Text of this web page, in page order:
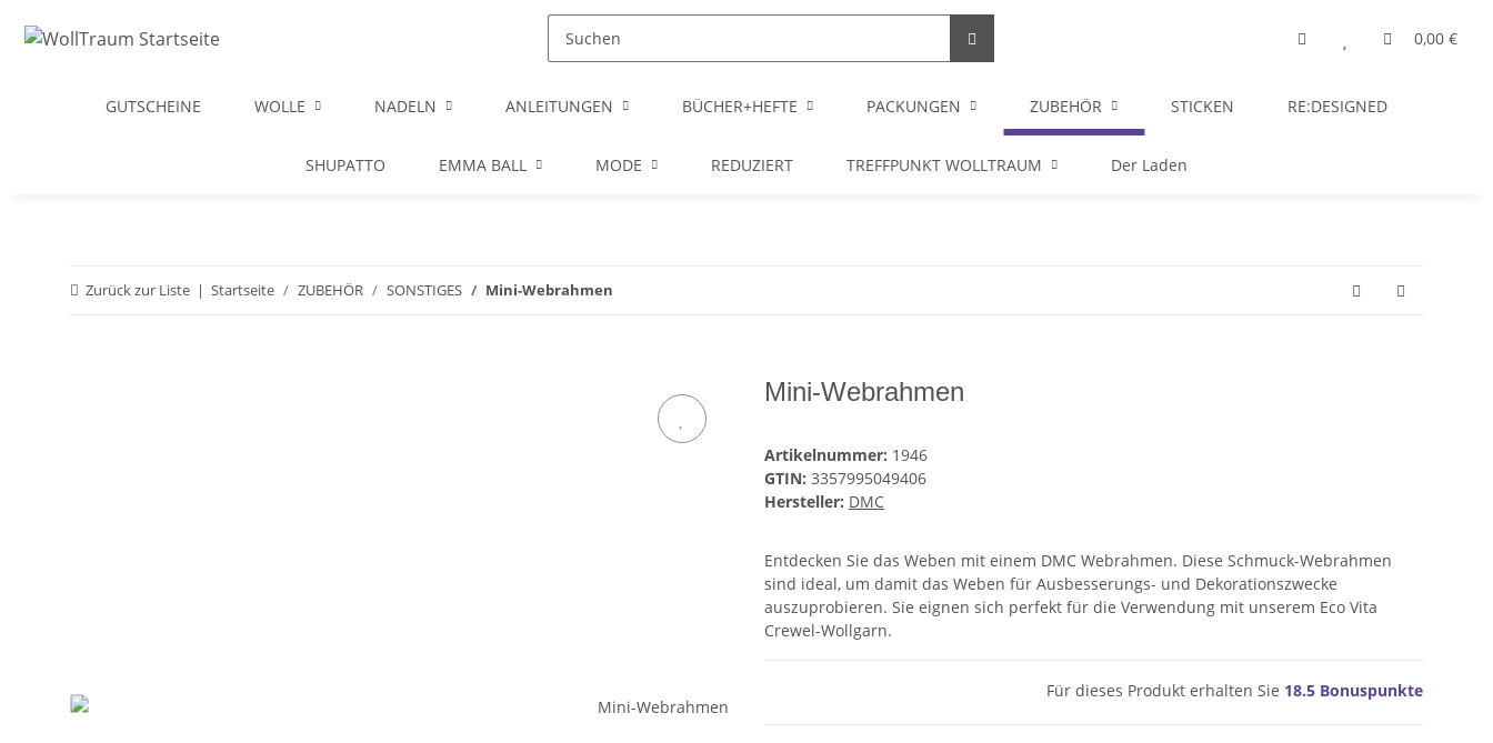
0,00 €
GUTSCHEINE WOLLE NADELN ANLEITUNGEN BÜCHER+HEFTE PACKUNGEN ZUBEHÖR STICKEN RE:DESIGNED
SHUPATTO EMMA BALL MODE REDUZIERT TREFFPUNKT WOLLTRAUM Der Laden
Zurück zur Liste Startseite ZUBEHÖR SONSTIGES Mini-Webrahmen
Mini-Webrahmen
Artikelnummer: 1946
GTIN: 3357995049406
Hersteller: DMC
Entdecken Sie das Weben mit einem DMC Webrahmen. Diese Schmuck-Webrahmen
sind ideal, um damit das Weben für Ausbesserungs- und Dekorationszwecke
auszuprobieren. Sie eignen sich perfekt für die Verwendung mit unserem Eco Vita
Crewel-Wollgarn.
Für dieses Produkt erhalten Sie 18.5 Bonuspunkte